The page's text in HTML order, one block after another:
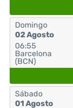
Domingo
02 Agosto
06:55
Barcelona
(BCN)
Sábado
01 Agosto